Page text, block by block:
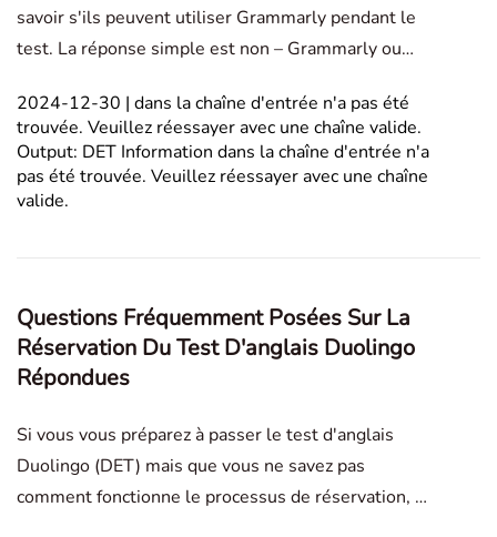
savoir s'ils peuvent utiliser Grammarly pendant le
test. La réponse simple est non – Grammarly ou
strictement interdit pendant le Duolingo English
Test. In this article1. Comprendre l'intégrité du test
d'
2024-12-30 | dans la chaîne d'entrée n'a pas été
trouvée. Veuillez réessayer avec une chaîne valide.
Output: DET Information dans la chaîne d'entrée n'a
pas été trouvée. Veuillez réessayer avec une chaîne
valide.
Questions Fréquemment Posées Sur La
Réservation Du Test D'anglais Duolingo
Répondues
Si vous vous préparez à passer le test d'anglais
Duolingo (DET) mais que vous ne savez pas
comment fonctionne le processus de réservation, ne